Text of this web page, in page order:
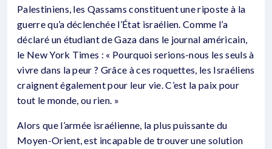
Palestiniens, les Qassams constituent une riposte à la
guerre qu’a déclenchée l’État israélien. Comme l’a
déclaré un étudiant de Gaza dans le journal américain,
le New York Times : « Pourquoi serions-nous les seuls à
vivre dans la peur ? Grâce à ces roquettes, les Israéliens
craignent également pour leur vie. C’est la paix pour
tout le monde, ou rien. »
Alors que l’armée israélienne, la plus puissante du
Moyen-Orient, est incapable de trouver une solution